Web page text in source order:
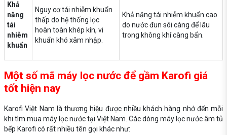
Khả
năng
tái
nhiễm
khuẩn
Nguy cơ tái nhiễm khuẩn
thấp do hệ thống lọc
hoàn toàn khép kín, vi
khuẩn khó xâm nhập.
Khả năng tái nhiễm khuẩn cao
do nước đun sôi càng để lâu
trong không khí càng bẩn.
Một số mã máy lọc nước để gầm Karofi giá
tốt hiện nay
Karofi Việt Nam là thương hiệu được nhiều khách hàng nhớ đến mỗi
khi tìm mua máy lọc nước tại Việt Nam. Các dòng máy lọc nước âm tủ
bếp Karofi có rất nhiều tên gọi khác như: